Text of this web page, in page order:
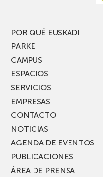
PARKEA
MUSIK
POR QUÉ EUSKADI
PARKE
CAMPUS
ESPACIOS
SERVICIOS
EMPRESAS
CONTACTO
NOTICIAS
AGENDA DE EVENTOS
PUBLICACIONES
ÁREA DE PRENSA